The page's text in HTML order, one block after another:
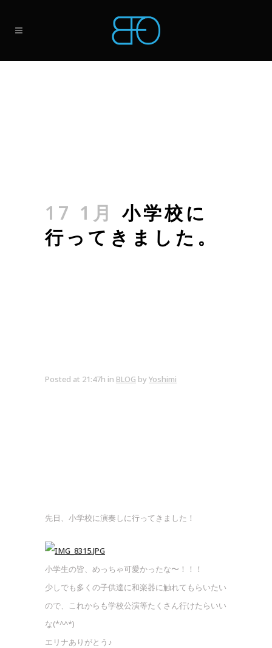
17 1月 小学校に
行ってきました。
Posted at 21:47h in BLOG byYoshimi
先日、小学校に演奏しに行ってきました！
小学生の皆、めっちゃ可愛かったな〜！！！
少しでも多くの子供達に和楽器に触れてもらいたい
ので、これからも学校公演等たくさん行けたらいい
な(*^^*)
エリナありがとう♪